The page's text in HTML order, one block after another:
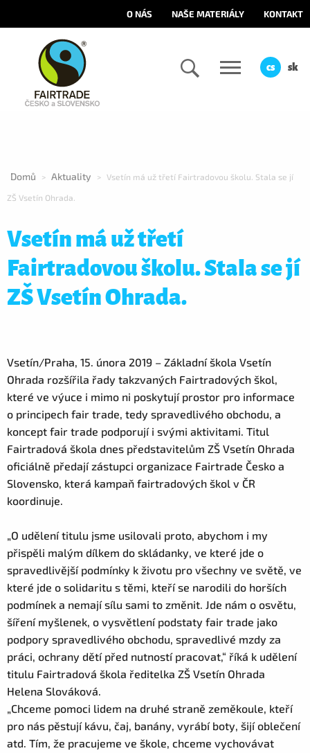
O NÁS NAŠE MATERIÁLY KONTAKT
cs sk
Domů > Aktuality > Vsetín má už třetí Fairtradovou školu. Stala se jí
ZŠ Vsetín Ohrada.
Vsetín má už třetí
Fairtradovou školu. Stala se jí
ZŠ Vsetín Ohrada.
Vsetín/Praha, 15. února 2019 – Základní škola Vsetín
Ohrada rozšířila řady takzvaných Fairtradových škol,
které ve výuce i mimo ni poskytují prostor pro informace
o principech fair trade, tedy spravedlivého obchodu, a
koncept fair trade podporují i svými aktivitami. Titul
Fairtradová škola dnes představitelům ZŠ Vsetín Ohrada
oficiálně předají zástupci organizace Fairtrade Česko a
Slovensko, která kampaň fairtradových škol v ČR
koordinuje.
„O udělení titulu jsme usilovali proto, abychom i my
přispěli malým dílkem do skládanky, ve které jde o
spravedlivější podmínky k životu pro všechny ve světě, ve
které jde o solidaritu s těmi, kteří se narodili do horších
podmínek a nemají sílu sami to změnit. Jde nám o osvětu,
šíření myšlenek, o vysvětlení podstaty fair trade jako
podpory spravedlivého obchodu, spravedlivé mzdy za
práci, ochrany dětí před nutností pracovat,“ říká k udělení
titulu Fairtradová škola ředitelka ZŠ Vsetín Ohrada
Helena Slováková.
„Chceme pomoci lidem na druhé straně zeměkoule, kteří
pro nás pěstují kávu, čaj, banány, vyrábí boty, šijí oblečení
atd. Tím, že pracujeme ve škole, chceme vychovávat